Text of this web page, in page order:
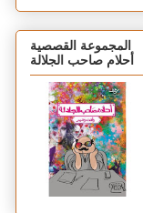
المجموعة القصصية
أحلام صاحب الجلالة